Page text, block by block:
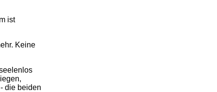
ist
Keine
die beiden